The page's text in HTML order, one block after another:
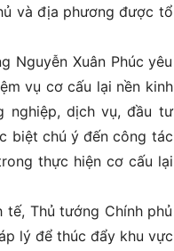
và địa phương được tổ
Nguyễn Xuân Phúc yêu
vụ cơ cấu lại nền kinh
nghiệp, dịch vụ, đầu tư
biệt chú ý đến công tác
thực hiện cơ cấu lại
Thủ tướng Chính phủ
lý để thúc đẩy khu vực